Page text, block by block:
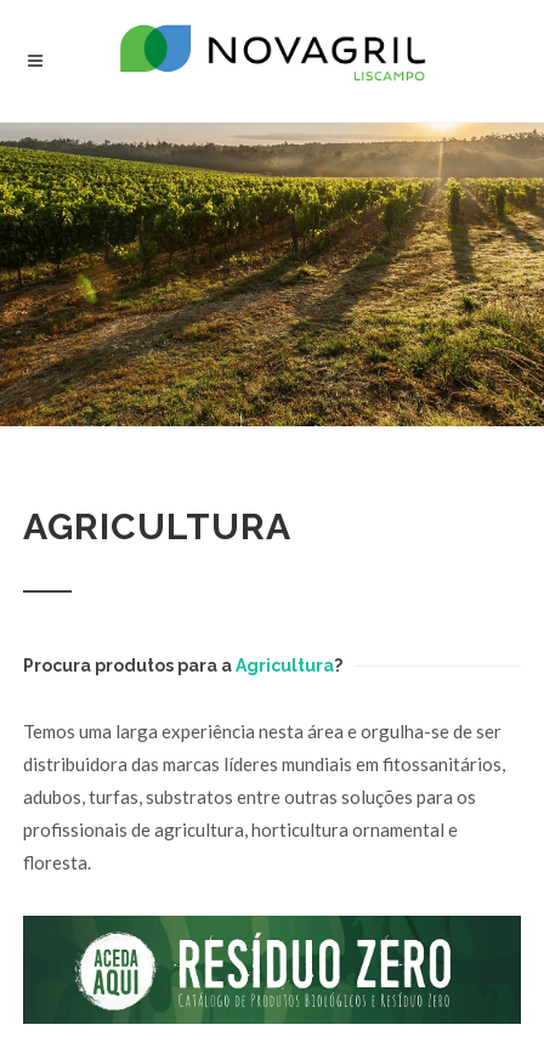
AGRICULTURA
Procura produtos para aAgricultura?
Temos uma larga experiência nesta área e orgulha-se de ser
distribuidora das marcas líderes mundiais em fitossanitários,
adubos, turfas, substratos entre outras soluções para os
profissionais de agricultura, horticultura ornamental e
floresta.